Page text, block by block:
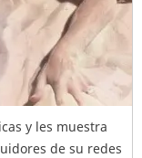
y les muestra
de su redes